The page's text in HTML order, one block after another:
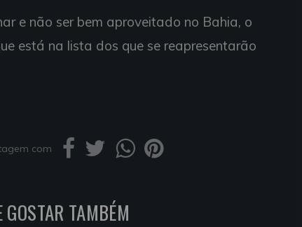
e não ser bem aproveitado no Bahia, o
está na lista dos que se reapresentarão
com
GOSTAR TAMBÉM